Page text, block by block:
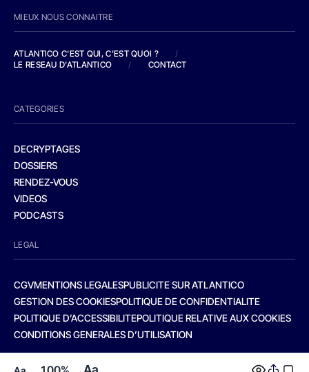
MIEUX NOUS CONNAITRE
ATLANTICO C'EST QUI, C'EST QUOI ?
/
LE RESEAU D'ATLANTICO
/ CONTACT
CATEGORIES
DECRYPTAGES
DOSSIERS
RENDEZ-VOUS
VIDEOS
PODCASTS
LEGAL
CGVMENTIONS LEGALESPUBLICITE SUR ATLANTICO
GESTION DES COOKIESPOLITIQUE DE CONFIDENTIALITE
POLITIQUE D’ACCESSIBILITEPOLITIQUE RELATIVE AUX COOKIES
CONDITIONS GENERALES D’UTILISATION